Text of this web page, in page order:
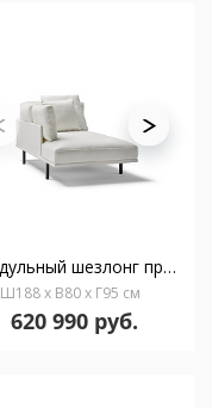
Модульный шезлонг правый Long Island 77896
Ш188 x В80 x Г95 см
620 990 руб.